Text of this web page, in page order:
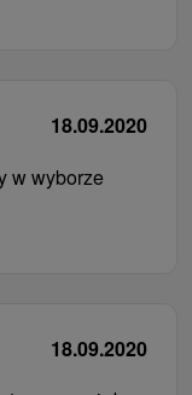
18.09.2020
w wyborze
18.09.2020